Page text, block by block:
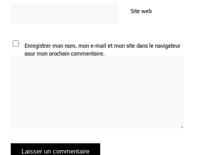
Site web
Enregistrer mon nom, mon e-mail et mon site dans le navigateur
pour mon prochain commentaire.